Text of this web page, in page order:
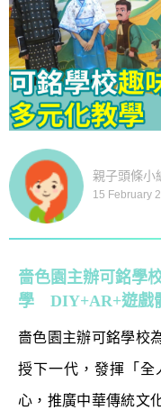
親子頭條小
15 February
嗇色園主辦可銘學
學 DIY+AR+遊戲
嗇色園主辦可銘學校
授下一代，發揮「
心，推廣中華傳統文